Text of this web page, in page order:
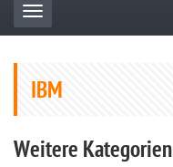
Toggle navigation
IBM
Weitere Kategorien